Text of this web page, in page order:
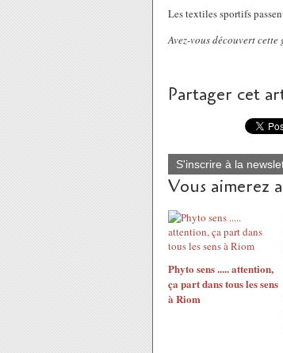
Les textiles sportifs
Avez-vous découvert
Partager cet
S'inscrire à la
Vous aimerez
Phyto sens ..... attention,
ça part dans tous les sens
à Riom